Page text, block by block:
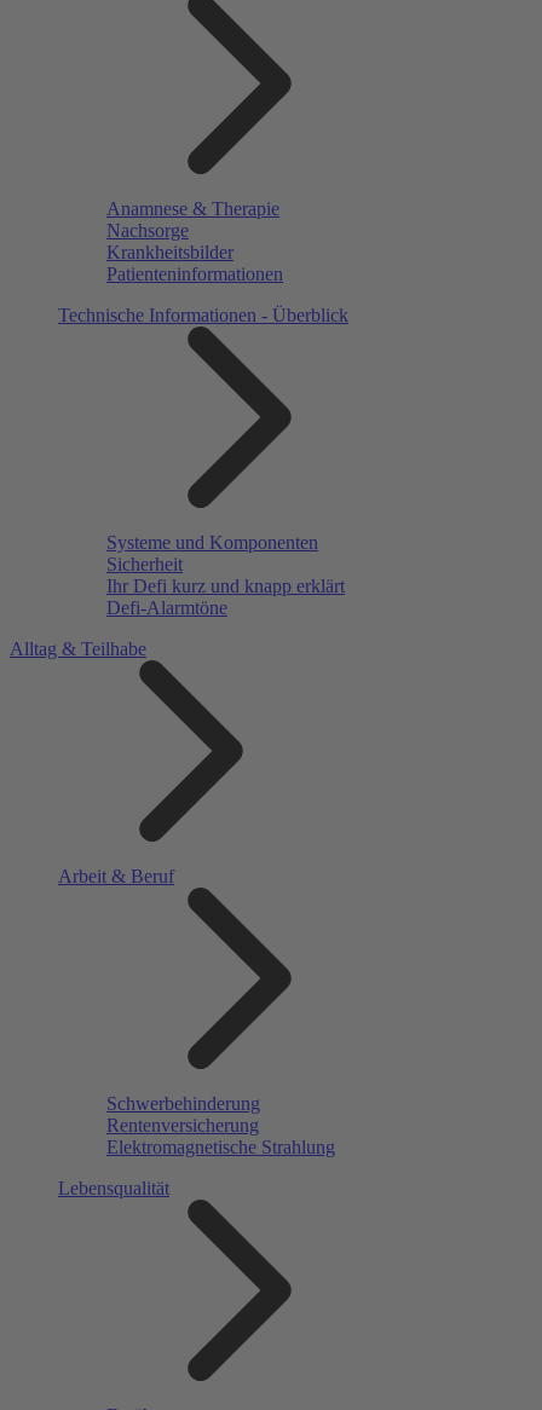
Anamnese & Therapie
Nachsorge
Krankheitsbilder
Patienteninformationen
Technische Informationen - Überblick
Systeme und Komponenten
Sicherheit
Ihr Defi kurz und knapp erklärt
Defi-Alarmtöne
Alltag & Teilhabe
Arbeit & Beruf
Schwerbehinderung
Rentenversicherung
Elektromagnetische Strahlung
Lebensqualität